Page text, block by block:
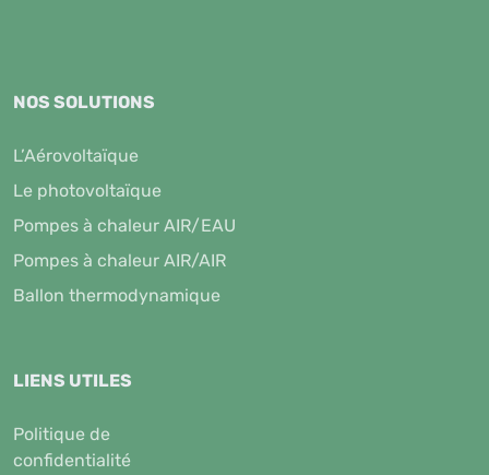
NOS SOLUTIONS
L’Aérovoltaïque
Le photovoltaïque
Pompes à chaleur AIR/EAU
Pompes à chaleur AIR/AIR
Ballon thermodynamique
LIENS UTILES
Politique de
confidentialité